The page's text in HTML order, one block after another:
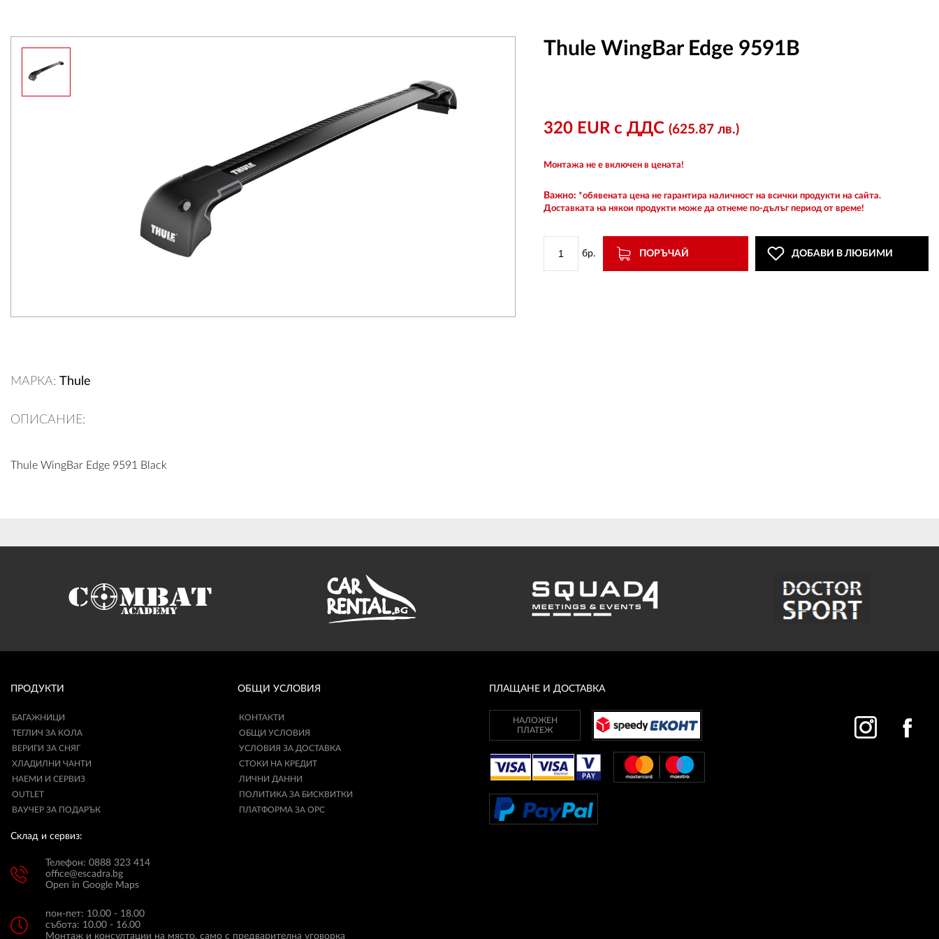
Thule WingBar Edge 9591B
320 EUR с ДДС (625.87 лв.)
Монтажа не е включен в цената!
Важно: *обявената цена не гарантира наличност на всички продукти на сайта.
Доставката на някои продукти може да отнеме по-дълъг период от време!
бр. ПОРЪЧАЙ ДОБАВИ В ЛЮБИМИ
МАРКА: Thule
ОПИСАНИЕ:
Thule WingBar Edge 9591 Black
ПРОДУКТИ
БАГАЖНИЦИ
ТЕГЛИЧ ЗА КОЛА
ВЕРИГИ ЗА СНЯГ
ХЛАДИЛНИ ЧАНТИ
НАЕМИ И СЕРВИЗ
OUTLET
ВАУЧЕР ЗА ПОДАРЪК
ОБЩИ УСЛОВИЯ
КОНТАКТИ
ОБЩИ УСЛОВИЯ
УСЛОВИЯ ЗА ДОСТАВКА
СТОКИ НА КРЕДИТ
ЛИЧНИ ДАННИ
ПОЛИТИКА ЗА БИСКВИТКИ
ПЛАТФОРМА ЗА ОРС
ПЛАЩАНЕ И ДОСТАВКА
НАЛОЖЕН
ПЛАТЕЖ
Склад и сервиз:
Телефон: 0888 323 414
office@escadra.bg
Open in Google Maps
пон-пет: 10.00 - 18.00
събота: 10.00 - 16.00
Монтаж и консултации на място, само с предварителна уговорка